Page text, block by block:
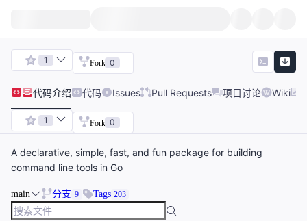
1 Fork 0
代码介绍 代码 Issues Pull Requests 项目讨论 Wiki
1 Fork 0
A declarative, simple, fast, and fun package for building
command line tools in Go
main 分支 9 Tags 203